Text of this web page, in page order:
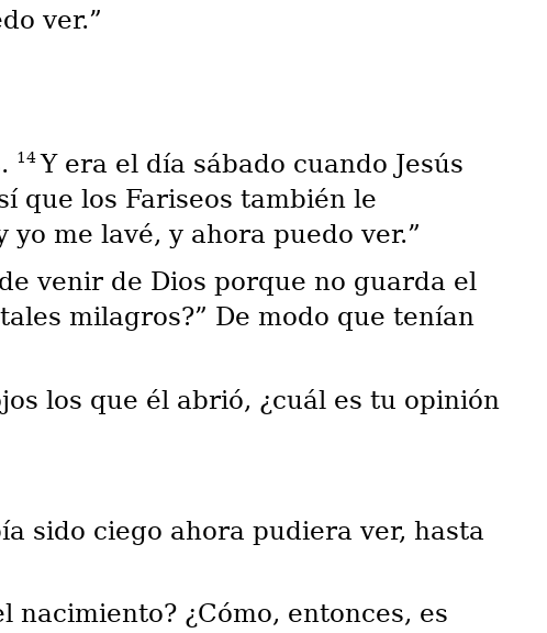
ver.”
14Y era el día sábado cuando Jesús
que los Fariseos también le
me lavé, y ahora puedo ver.”
venir de Dios porque no guarda el
milagros?” De modo que tenían
los que él abrió, ¿cuál es tu opinión
sido ciego ahora pudiera ver, hasta
nacimiento? ¿Cómo, entonces, es